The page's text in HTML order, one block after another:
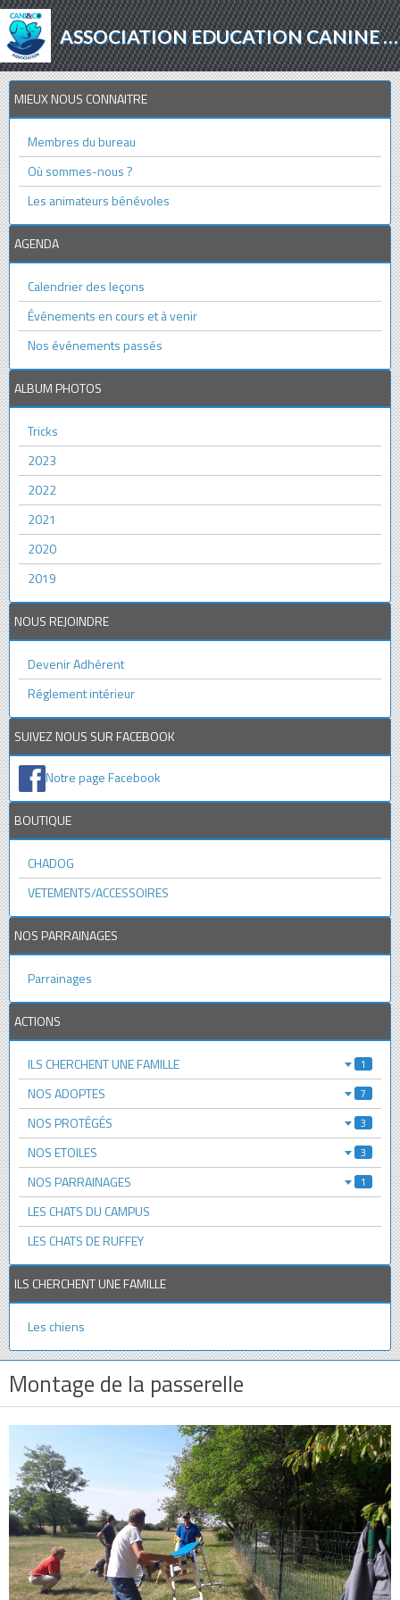
ASSOCIATION EDUCATION CANINE - AGILITY - PROTECTION ANIMALE
Montage de la passerelle
MIEUX NOUS CONNAITRE
Membres du bureau
Où sommes-nous ?
Les animateurs bénévoles
AGENDA
Calendrier des leçons
Événements en cours et à venir
Nos événements passés
ALBUM PHOTOS
Tricks
2023
2022
2021
2020
2019
NOUS REJOINDRE
Devenir Adhérent
Réglement intérieur
SUIVEZ NOUS SUR FACEBOOK
Notre page Facebook
BOUTIQUE
CHADOG
VETEMENTS/ACCESSOIRES
NOS PARRAINAGES
Parrainages
ACTIONS
ILS CHERCHENT UNE FAMILLE 1
NOS ADOPTES 7
NOS PROTÉGÉS 3
NOS ETOILES 3
NOS PARRAINAGES 1
LES CHATS DU CAMPUS
LES CHATS DE RUFFEY
ILS CHERCHENT UNE FAMILLE
Les chiens